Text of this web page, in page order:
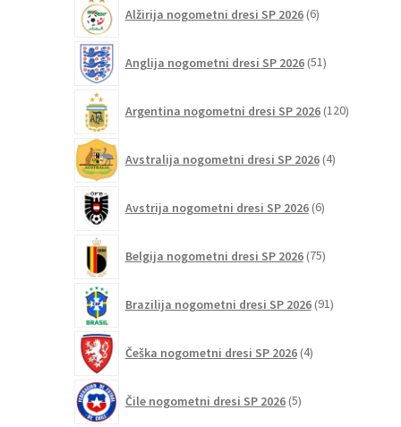
Alžirija nogometni dresi SP 2026 6izdelkov
Anglija nogometni dresi SP 2026 51izdelkov
Argentina nogometni dresi SP 2026 120izdelkov
Avstralija nogometni dresi SP 2026 4izdelki
Avstrija nogometni dresi SP 2026 6izdelkov
Belgija nogometni dresi SP 2026 75izdelkov
Brazilija nogometni dresi SP 2026 91izdelkov
Češka nogometni dresi SP 2026 4izdelki
Čile nogometni dresi SP 2026 5izdelkov